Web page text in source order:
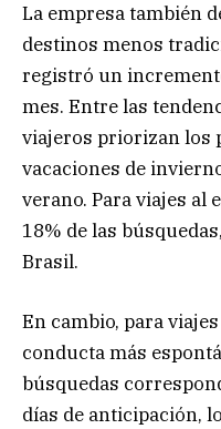
La empresa también
destinos menos
registró un
mes. Entre las
viajeros priorizan los
vacaciones de
verano. Para viajes
18% de las
Brasil.
En cambio, para
conducta más
búsquedas
días de anticipación,